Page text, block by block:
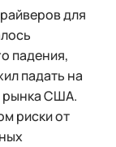
для
падения,
падать на
рынка США.
риски от